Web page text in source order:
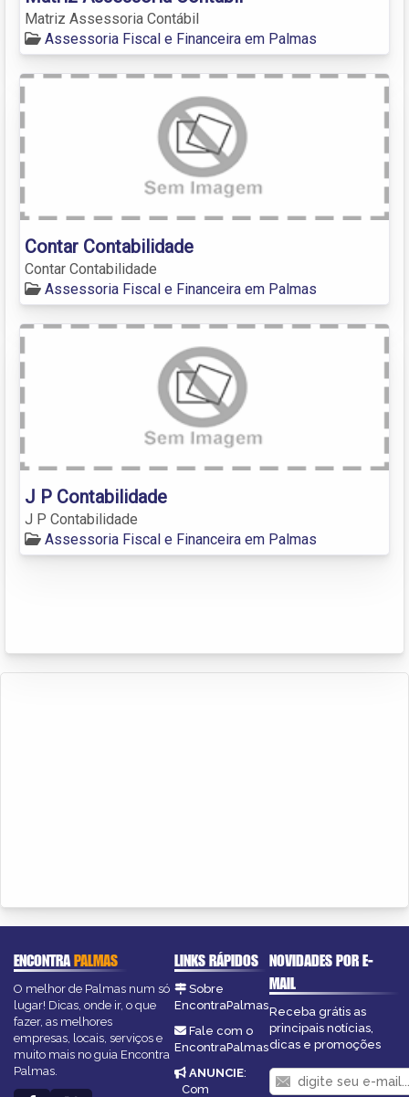
Matriz Assessoria Contábil
Assessoria Fiscal e Financeira em Palmas
Contar Contabilidade
Contar Contabilidade
Assessoria Fiscal e Financeira em Palmas
J P Contabilidade
J P Contabilidade
Assessoria Fiscal e Financeira em Palmas
ENCONTRAPALMAS
O melhor de Palmas num só
lugar! Dicas, onde ir, o que
fazer, as melhores
empresas, locais, serviços e
muito mais no guia Encontra
Palmas.
LINKS RÁPIDOS
Sobre
EncontraPalmas
Fale com o
EncontraPalmas
ANUNCIE:
Com
NOVIDADES POR E-
MAIL
Receba grátis as
principais notícias,
dicas e promoções